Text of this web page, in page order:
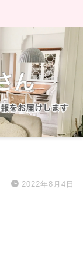
2022年8月4日